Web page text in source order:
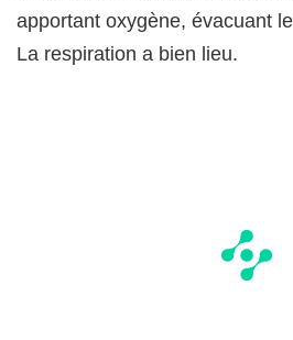
apportant oxygène, évacuant
La respiration a bien lieu.